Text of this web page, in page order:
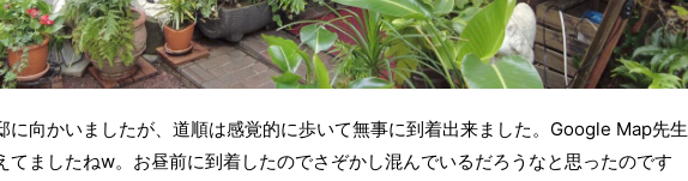
に向かいましたが、道順は感覚的に歩いて無事に到着出来ました。Google Map先生
てましたねw。お昼前に到着したのでさぞかし混んでいるだろうなと思ったのです